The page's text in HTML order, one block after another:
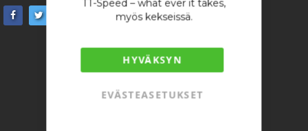
TT-Speed – what ever it takes,
myös kekseissä.
HYVÄKSYN
EVÄSTEASETUKSET